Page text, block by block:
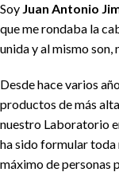
Soy Juan Antonio
que me rondaba la
unida y al mismo
Desde hace varios
productos de más
nuestro Laboratorio
ha sido formular toda
máximo de personas